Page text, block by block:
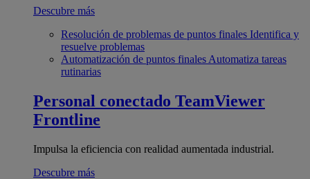
Descubre más
Resolución de problemas de puntos finales Identifica y
resuelve problemas
Automatización de puntos finales Automatiza tareas
rutinarias
Personal conectado TeamViewer
Frontline
Impulsa la eficiencia con realidad aumentada industrial.
Descubre más